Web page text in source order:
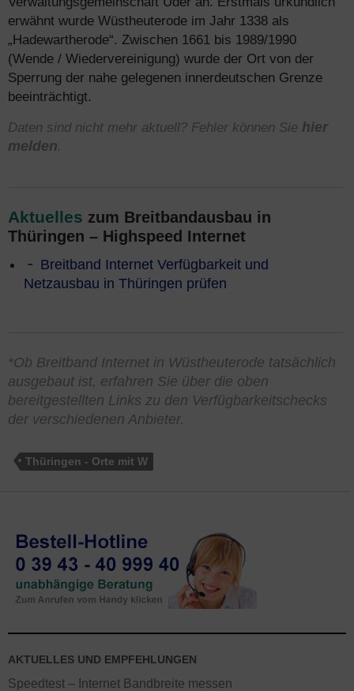
erwähnt wurde Wüstheuterode im Jahr 1338 als
„Hadewartherode“. Zwischen 1661 bis 1989/1990
(Wende / Wiedervereinigung) wurde der Ort von der
Sperrung der nahe gelegenen innerdeutschen Grenze
beeinträchtigt.
Daten sind nicht mehr aktuell? Fehler können Sie hier
melden.
Aktuelles zum Breitbandausbau in
Thüringen – Highspeed Internet
Breitband Internet Verfügbarkeit und
Netzausbau in Thüringen prüfen
*Ob Breitband Internet in Wüstheuterode tatsächlich
ausgebaut ist, erfahren Sie über die oben
bereitgestellten Links zu den Verfügbarkeitschecks
der verschiedenen Anbieter.
Thüringen - Orte mit W
AKTUELLES UND EMPFEHLUNGEN
Speedtest – Internet Bandbreite messen